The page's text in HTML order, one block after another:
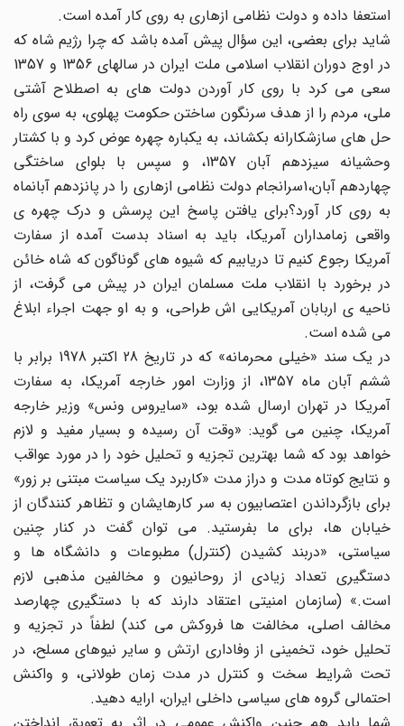
استعفا داده و دولت نظامی ازهاری به روی کار آمده است.
شاید برای بعضی، این سؤال پیش آمده باشد که چرا رژیم شاه که
در اوج دوران انقلاب اسلامی ملت ایران در سالهای 1356 و 1357
سعی می کرد با روی کار آوردن دولت های به اصطلاح آشتی
ملی، مردم را از هدف سرنگون ساختن حکومت پهلوی، به سوی راه
حل های سازشکارانه بکشاند، به یکباره چهره عوض کرد و با کشتار
وحشیانه سیزدهم آبان 1357، و سپس با بلوای ساختگی
چهاردهم آبان،1سرانجام دولت نظامی ازهاری را در پانزدهم آبانماه
به روی کار آورد؟برای یافتن پاسخ این پرسش و درک چهره ی
واقعی زمامداران آمریکا، باید به اسناد بدست آمده از سفارت
آمریکا رجوع کنیم تا دریابیم که شیوه های گوناگون که شاه خائن
در برخورد با انقلاب ملت مسلمان ایران در پیش می گرفت، از
ناحیه ی اربابان آمریکایی اش طراحی، و به او جهت اجراء ابلاغ
می شده است.
در یک سند «خیلی محرمانه» که در تاریخ 28 اکتبر 1978 برابر با
ششم آبان ماه 1357، از وزارت امور خارجه آمریکا، به سفارت
آمریکا در تهران ارسال شده بود، «سایروس ونس» وزیر خارجه
آمریکا، چنین می گوید: «وقت آن رسیده و بسیار مفید و لازم
خواهد بود که شما بهترین تجزیه و تحلیل خود را در مورد عواقب
و نتایج کوتاه مدت و دراز مدت «کاربرد یک سیاست مبتنی بر زور»
برای بازگرداندن اعتصابیون به سر کارهایشان و تظاهر کنندگان از
خیابان ها، برای ما بفرستید. می توان گفت در کنار چنین
سیاستی، «دربند کشیدن (کنترل) مطبوعات و دانشگاه ها و
دستگیری تعداد زیادی از روحانیون و مخالفین مذهبی لازم
است.» (سازمان امنیتی اعتقاد دارند که با دستگیری چهارصد
مخالف اصلی، مخالفت ها فروکش می کند) لطفاً در تجزیه و
تحلیل خود، تخمینی از وفاداری ارتش و سایر نیوهای مسلح، در
تحت شرایط سخت و کنترل در مدت زمان طولانی، و واکنش
احتمالی گروه های سیاسی داخلی ایران، ارایه دهید.